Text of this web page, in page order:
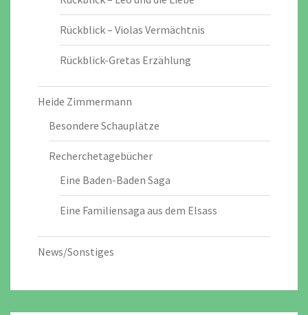
Rückblick – Violas Vermächtnis
Rückblick-Gretas Erzählung
Heide Zimmermann
Besondere Schauplätze
Recherchetagebücher
Eine Baden-Baden Saga
Eine Familiensaga aus dem Elsass
News/Sonstiges